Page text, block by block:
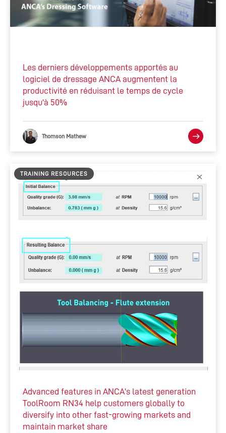
Les derniers développements apportés au
logiciel de dressage ANCA augmentent la
productivité en réduisant le temps de cycle
jusqu'à 50%
Thomson Mathew
TRAINING RESOURCES
Advanced features in ANCA's latest generation
ToolRoom RN34 help customers globally to
diversify into other fast-growing markets and
maintain market share